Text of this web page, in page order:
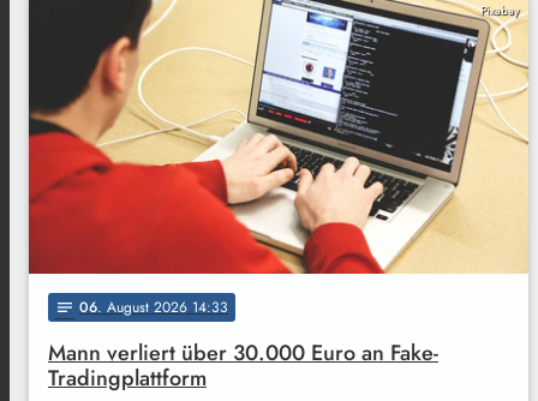
Pixabay
notes 06. August 2026 14:33
Mann verliert über 30.000 Euro an Fake-
Tradingplattform